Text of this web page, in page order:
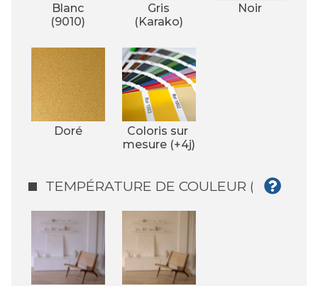
Blanc
(9010)
Gris
(Karako)
Noir
Doré
Coloris sur
mesure (+4j)
TEMPÉRATURE DE COULEUR (°K)